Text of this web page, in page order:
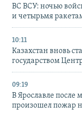
ВС ВСУ: ночью
и четырьмя
10:11
Казахстан вновь
государством
09:19
В Ярославле после
произошел пожар